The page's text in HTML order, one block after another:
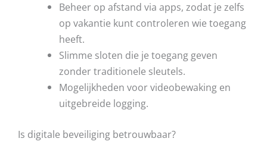
Beheer op afstand via apps, zodat je zelfs
op vakantie kunt controleren wie toegang
heeft.
Slimme sloten die je toegang geven
zonder traditionele sleutels.
Mogelijkheden voor videobewaking en
uitgebreide logging.
Is digitale beveiliging betrouwbaar?